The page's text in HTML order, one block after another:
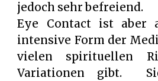
jedoch sehr befreiend.
Eye Contact ist aber
intensive Form der
vielen spirituellen
Variationen gibt.